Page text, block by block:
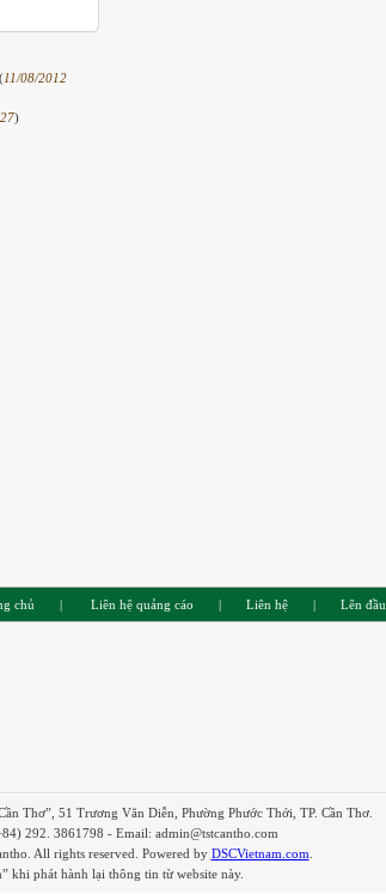
11/08/2012
)
chủ | Liên hệ quảng cáo | Liên hệ | Lên
Thơ”, 51 Trương Văn Diễn, Phường Phước Thới, TP. Cần Thơ.
292. 3861798 - Email: admin@tstcantho.com
All rights reserved. Powered by DSCVietnam.com
khi phát hành lại thông tin từ website này.